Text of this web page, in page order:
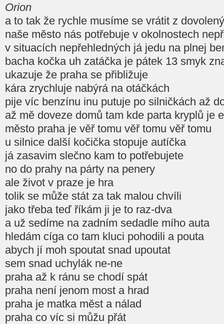
Orion
a to tak že rychle musíme se vrátit z dovolený
naše město nás potřebuje v okolnostech
v situacích nepřehledných já jedu na plnej
bacha kočka uh zatáčka je pátek 13 smyk
ukazuje že praha se přibližuje
kára zrychluje nabýrá na otáčkách
pije víc benzínu inu putuje po silničkách až
až mě doveze domů tam kde parta kryplů je
město praha je věř tomu věř tomu věř tomu
u silnice další kočička stopuje autíčka
já zasavim slečno kam to potřebujete
no do prahy na párty na penery
ale život v praze je hra
tolik se může stát za tak malou chvíli
jako třeba teď říkám ji je to raz-dva
a už sedíme na zadním sedadle mího auta
hledám cíga co tam kluci pohodili a pouta
abych jí moh spoutat snad upoutat
sem snad uchylák ne-ne
praha až k ránu se chodí spát
praha není jenom most a hrad
praha je matka měst a nálad
praha co víc si můžu přát